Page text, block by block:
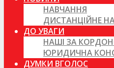
НАВЧАННЯ
ДИСТАНЦІЙНЕ
ДО УВАГИ
НАШІ ЗА
ЮРИДИЧНА
ДУМКИ ВГОЛОС